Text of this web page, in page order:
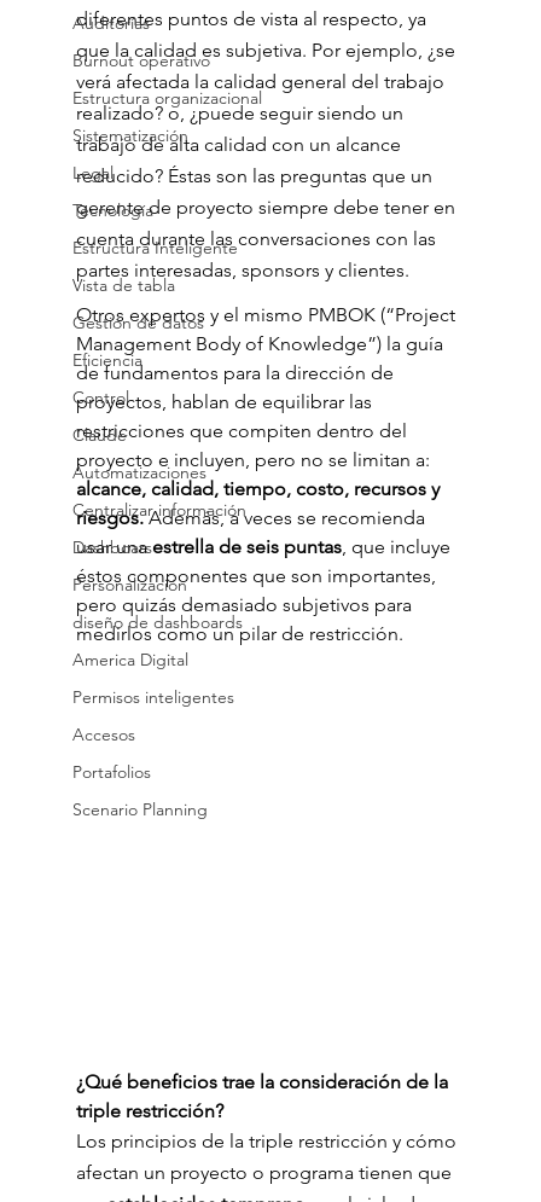
Auditorías
Burnout operativo
Estructura organizacional
Sistematización
Legal
Tecnología
Estructura Inteligente
Vista de tabla
Gestión de datos
Eficiencia
Control
Claude
Automatizaciones
Centralizar información
Dashboars
Personalización
diseño de dashboards
America Digital
Permisos inteligentes
Accesos
Portafolios
Scenario Planning
diferentes puntos de vista al respecto, ya
que la calidad es subjetiva. Por ejemplo, ¿se
verá afectada la calidad general del trabajo
realizado? o, ¿puede seguir siendo un
trabajo de alta calidad con un alcance
reducido? Éstas son las preguntas que un
gerente de proyecto siempre debe tener en
cuenta durante las conversaciones con las
partes interesadas, sponsors y clientes.
Otros expertos y el mismo PMBOK (“Project
Management Body of Knowledge”) la guía
de fundamentos para la dirección de
proyectos, hablan de equilibrar las
restricciones que compiten dentro del
proyecto e incluyen, pero no se limitan a:
alcance, calidad, tiempo, costo, recursos y
riesgos. Además, a veces se recomienda
usar una estrella de seis puntas, que incluye
éstos componentes que son importantes,
pero quizás demasiado subjetivos para
medirlos como un pilar de restricción.
¿Qué beneficios trae la consideración de la
triple restricción?
Los principios de la triple restricción y cómo
afectan un proyecto o programa tienen que